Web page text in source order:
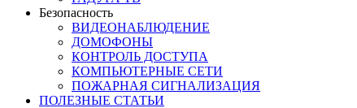
Безопасность
ВИДЕОНАБЛЮДЕНИЕ
ДОМОФОНЫ
КОНТРОЛЬ ДОСТУПА
КОМПЬЮТЕРНЫЕ СЕТИ
ПОЖАРНАЯ СИГНАЛИЗАЦИЯ
ПОЛЕЗНЫЕ СТАТЬИ